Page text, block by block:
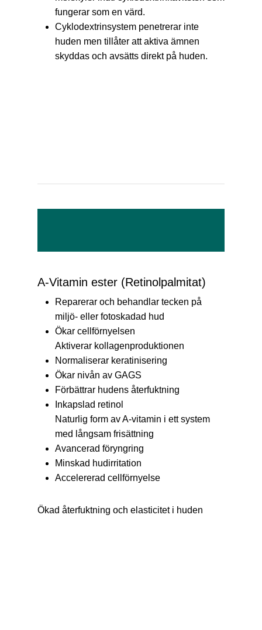
fungerar som en värd.
Cyklodextrinsystem penetrerar inte
huden men tillåter att aktiva ämnen
skyddas och avsätts direkt på huden.
A-Vitamin ester (Retinolpalmitat)
Reparerar och behandlar tecken på
miljö- eller fotoskadad hud
Ökar cellförnyelsen
Aktiverar kollagenproduktionen
Normaliserar keratinisering
Ökar nivån av GAGS
Förbättrar hudens återfuktning
Inkapslad retinol
Naturlig form av A-vitamin i ett system
med långsam frisättning
Avancerad föryngring
Minskad hudirritation
Accelererad cellförnyelse
Ökad återfuktning och elasticitet i huden